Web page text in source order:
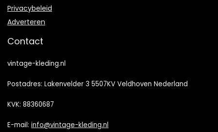
Privacybeleid
Adverteren
Contact
vintage-kleding.nl
Postadres: Lakenvelder 3 5507KV Veldhoven Nederland
KVK: 88360687
E-mail: info@vintage-kleding.nl